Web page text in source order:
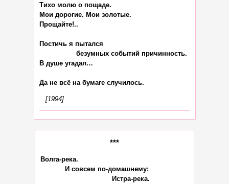
Тихо молю о пощаде.
Мои дорогие. Мои золотые.
Прощайте!..
Постичь я пытался
                  безумных событий причинность.
В душе угадал…
[1994]
***
Волга-река.
            И совсем по-домашнему:
                                   Истра-река.